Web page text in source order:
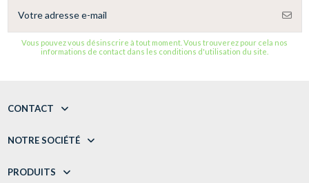
Vous pouvez vous désinscrire à tout moment. Vous trouverez pour cela nos
informations de contact dans les conditions d'utilisation du site.
CONTACT
NOTRE SOCIÉTÉ
PRODUITS